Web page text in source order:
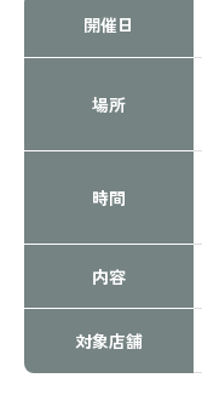
開催日
場所
時間
内容
対象店舗